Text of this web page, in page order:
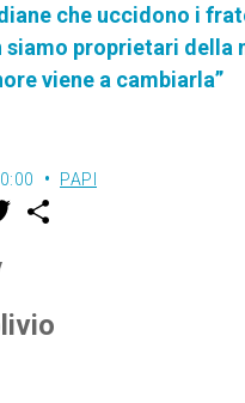
che uccidono i
siamo proprietari della
viene a cambiarla”
PAPI
w
r